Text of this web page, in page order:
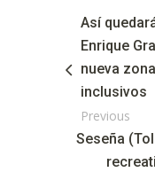
Así
Enrique
nueva
inclusivos
Previous
Seseña